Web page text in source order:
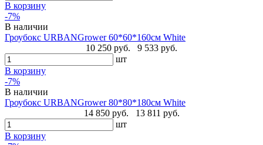
В корзину
-7%
В наличии
Гроубокс URBANGrower 60*60*160см White
10 250 руб.
9 533 руб.
шт
В корзину
-7%
В наличии
Гроубокс URBANGrower 80*80*180см White
14 850 руб.
13 811 руб.
шт
В корзину